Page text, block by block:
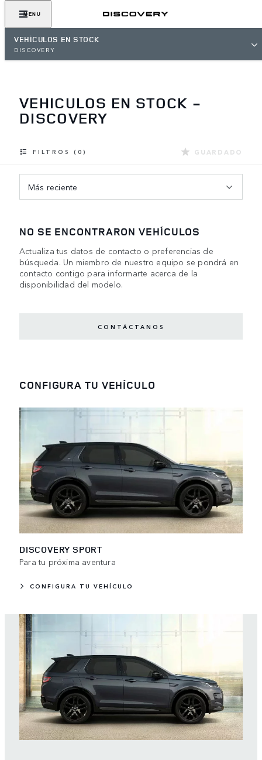
MENU
VEHÍCULOS EN STOCK
DISCOVERY
VEHICULOS EN STOCK -
DISCOVERY
FILTROS (0) GUARDADO
Más reciente
NO SE ENCONTRARON VEHÍCULOS
Actualiza tus datos de contacto o preferencias de
búsqueda. Un miembro de nuestro equipo se pondrá en
contacto contigo para informarte acerca de la
disponibilidad del modelo.
CONTÁCTANOS
CONFIGURA TU VEHÍCULO
DISCOVERY SPORT
Para tu próxima aventura
CONFIGURA TU VEHÍCULO